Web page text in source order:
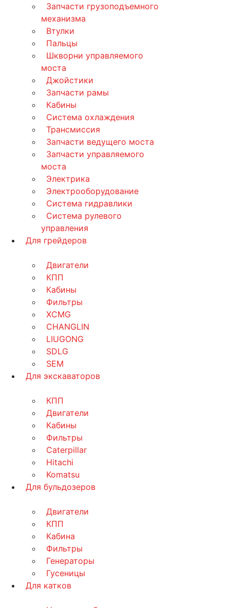
Запчасти грузоподъемного
механизма
Втулки
Пальцы
Шкворни управляемого
моста
Джойстики
Запчасти рамы
Кабины
Система охлаждения
Трансмиссия
Запчасти ведущего моста
Запчасти управляемого
моста
Электрика
Электрооборудование
Система гидравлики
Система рулевого
управления
Для грейдеров
Двигатели
КПП
Кабины
Фильтры
XCMG
CHANGLIN
LIUGONG
SDLG
SEM
Для экскаваторов
КПП
Двигатели
Кабины
Фильтры
Caterpillar
Hitachi
Komatsu
Для бульдозеров
Двигатели
КПП
Кабина
Фильтры
Генераторы
Гусеницы
Для катков